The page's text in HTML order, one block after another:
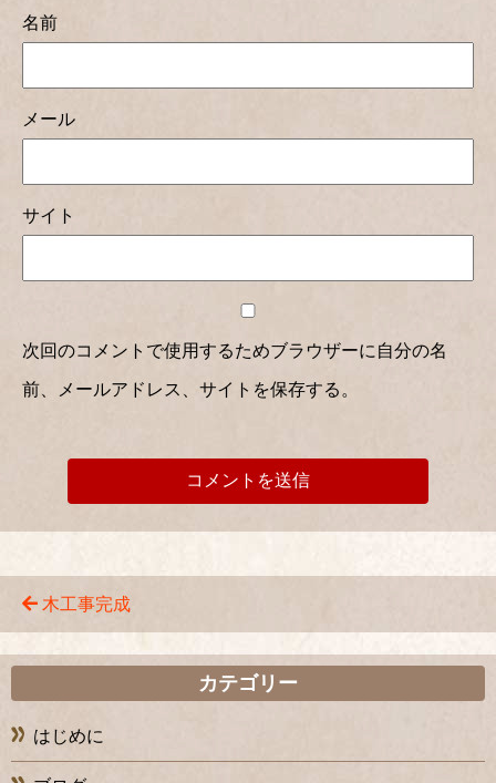
名前
メール
サイト
次回のコメントで使用するためブラウザーに自分の名
前、メールアドレス、サイトを保存する。
木工事完成
カテゴリー
はじめに